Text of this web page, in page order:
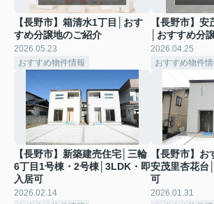
【長野市】箱清水1丁目│おす
すめ分譲地のご紹介
2026.05.23
おすすめ物件情報
【長野市】安
│おすすめ分
2026.04.25
おすすめ物件
【長野市】新築建売住宅│三輪
6丁目1号棟・2号棟│3LDK・即
入居可
2026.02.14
【長野市】お
安茂里杏花台
可
2026.01.31